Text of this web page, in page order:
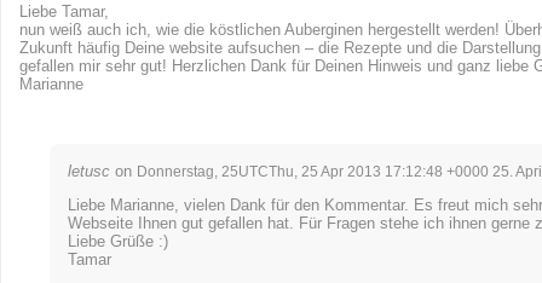
Liebe Tamar,
nun weiß auch ich, wie die köstlichen Auberginen hergestellt werden!
Zukunft häufig Deine website aufsuchen – die Rezepte und die
gefallen mir sehr gut! Herzlichen Dank für Deinen Hinweis und ganz liebe
Marianne
letusc on Donnerstag, 25UTCThu, 25 Apr 2013 17:12:48 +0000 25.
Liebe Marianne, vielen Dank für den Kommentar. Es freut mich
Webseite Ihnen gut gefallen hat. Für Fragen stehe ich ihnen gerne
Liebe Grüße :)
Tamar